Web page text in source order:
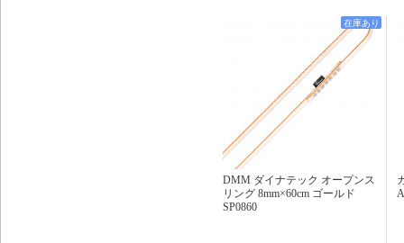
DMM ダイナテック オープンス
リング 8mm×60cm ゴールド
SP0860
在庫あり